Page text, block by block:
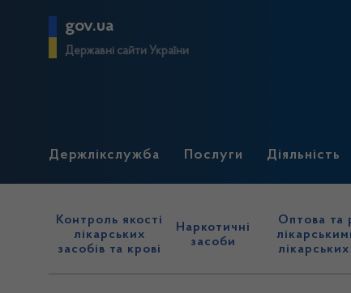
gov.ua
Державні сайти України
Держлікслужба Послуги Діяльність
Контроль якості
лікарських
засобів та крові
Наркотичні
засоби
Оптова та